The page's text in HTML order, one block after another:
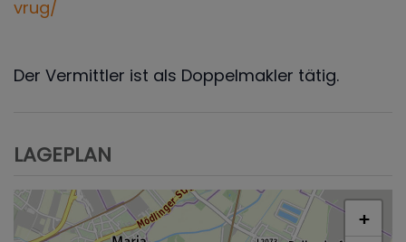
vrug/
Der Vermittler ist als Doppelmakler tätig.
LAGEPLAN
+